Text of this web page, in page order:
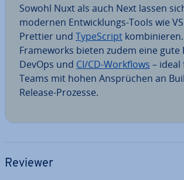
Sowohl Nuxt als auch Next lassen
modernen Ent­wick­lungs-Tools wie
Prettier und Ty­pe­Script
Frame­works bieten zudem eine
DevOps und CI/CD-Workflows – ideal
Teams mit hohen An­sprü­chen an
Release-Prozesse.
Reviewer